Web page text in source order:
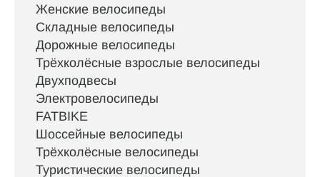
Женские велосипеды
Складные велосипеды
Дорожные велосипеды
Трёхколёсные взрослые велосипеды
Двухподвесы
Электровелосипеды
FATBIKE
Шоссейные велосипеды
Трёхколёсные велосипеды
Туристические велосипеды